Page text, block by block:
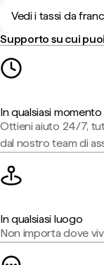
Vedi i tassi da
Supporto su cui
In qualsiasi momento
Ottieni aiuto 24/7,
dal nostro team di
In qualsiasi luogo
Non importa dove